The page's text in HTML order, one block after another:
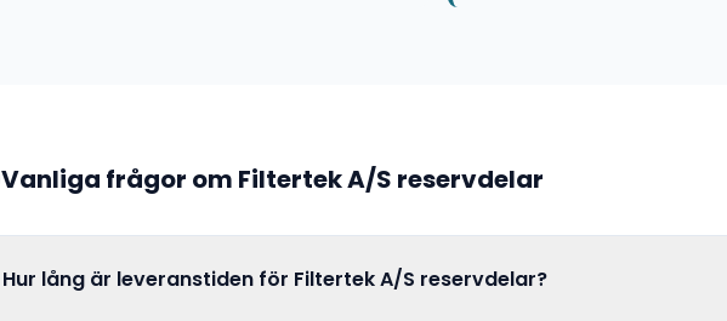
Vanliga frågor om Filtertek A/S reservdelar
Hur lång är leveranstiden för Filtertek A/S reservdelar?